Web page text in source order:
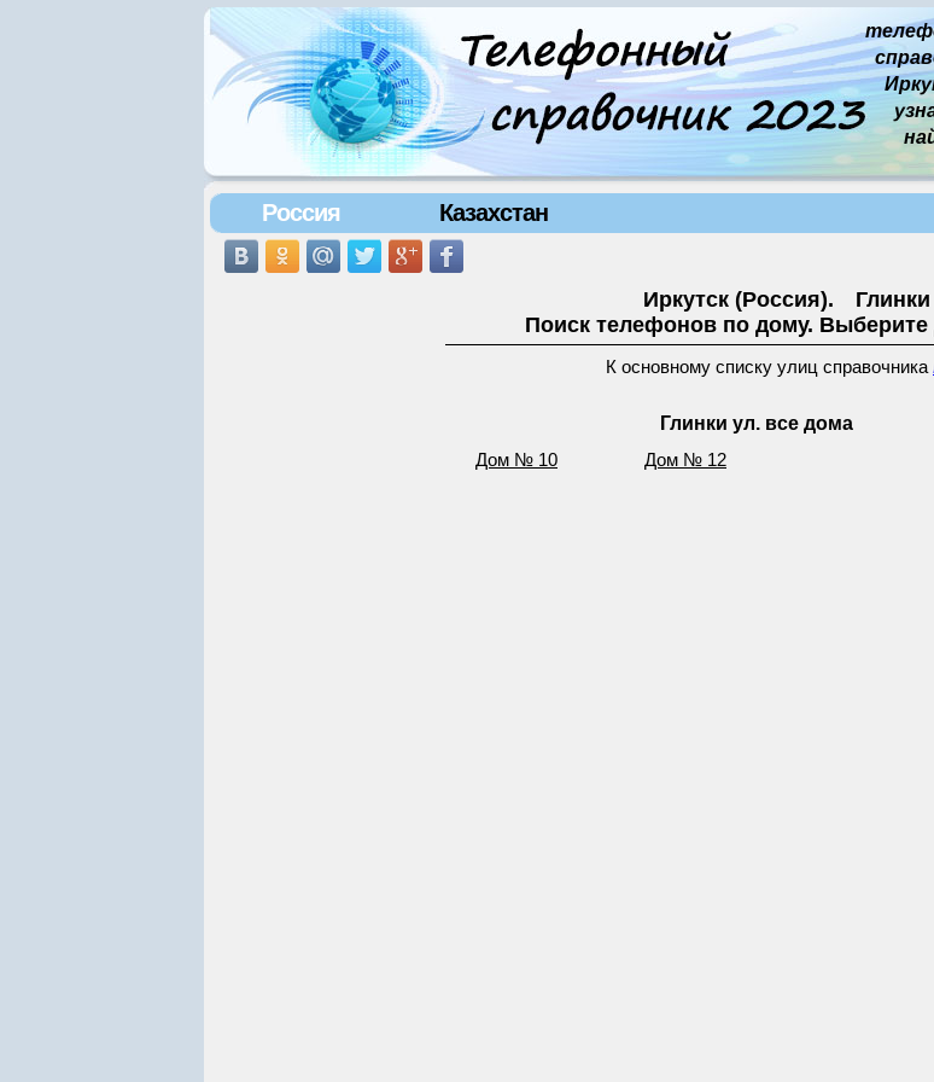
Россия Казахстан
Иркутск (Россия). Глинки
Поиск телефонов по дому. Выберите
К основному списку улиц справочника
Глинки ул. все дома
Дом № 10 Дом № 12